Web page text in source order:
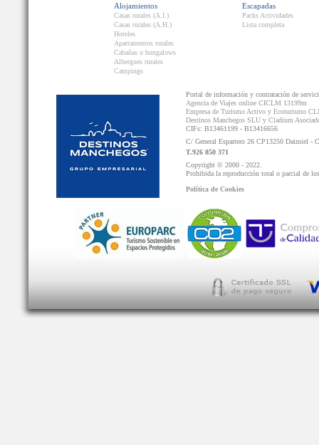
Alojamientos
Casas rurales (A.I.)
Casas rurales (A.H.)
Hoteles
Apartamentos rurales
Cabañas o bungalows
Albergues rurales
Campings
Escapadas
Packs Actividades
Lista completa
Portal de información y contratación de
Agencia de Viajes online CICLM 13199m
Empresa de Turismo Activo y Ecoturismo
Destinos Manchegos SLU y Cladium
CIFs: B13461199 - B13416656
C/ General Espartero 26 CP13250 Daimiel -
T.926 850 371
Copyright © 2000 - 2022.
Prohibida la reproducción total o parcial de
Política de Cookies